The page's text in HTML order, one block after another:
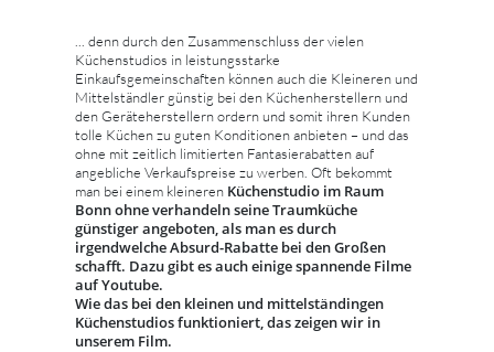
... denn durch den Zusammenschluss der vielen
Küchenstudios in leistungsstarke
Einkaufsgemeinschaften können auch die Kleineren und
Mittelständler günstig bei den Küchenherstellern und
den Geräteherstellern ordern und somit ihren Kunden
tolle Küchen zu guten Konditionen anbieten – und das
ohne mit zeitlich limitierten Fantasierabatten auf
angebliche Verkaufspreise zu werben. Oft bekommt
man bei einem kleineren Küchenstudio im Raum
Bonn ohne verhandeln seine Traumküche
günstiger angeboten, als man es durch
irgendwelche Absurd-Rabatte bei den Großen
schafft. Dazu gibt es auch einige spannende Filme
auf Youtube.
Wie das bei den kleinen und mittelständingen
Küchenstudios funktioniert, das zeigen wir in
unserem Film.